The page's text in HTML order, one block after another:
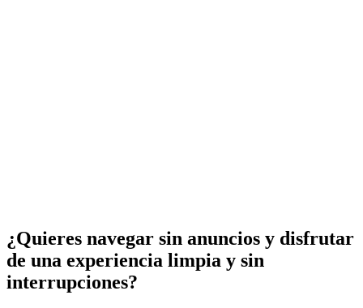
¿Quieres navegar sin anuncios y disfrutar
de una experiencia limpia y sin
interrupciones?